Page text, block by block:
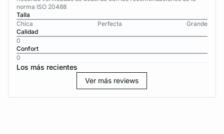
norma ISO 20488
Talla
Chica
Perfecta
Grande
Calidad
0
Confort
0
Los más recientes
Ver más reviews